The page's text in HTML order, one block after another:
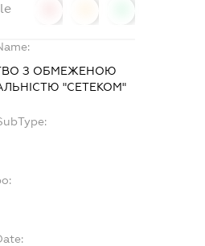
З ОБМЕЖЕНОЮ
"СЕТЕКОМ"